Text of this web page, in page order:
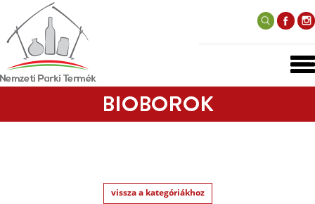
BIOBOROK
vissza a kategóriákhoz